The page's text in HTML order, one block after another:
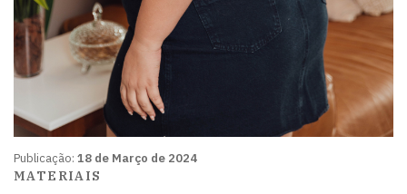
Publicação: 18 de Março de 2024
MATERIAIS